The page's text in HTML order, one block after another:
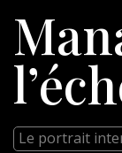
Le portrait